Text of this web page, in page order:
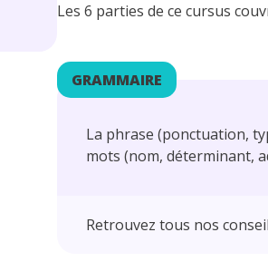
Les 6 parties de ce cursus
GRAMMAIRE
La phrase (ponctuation,
mots (nom, déterminant,
Retrouvez tous nos